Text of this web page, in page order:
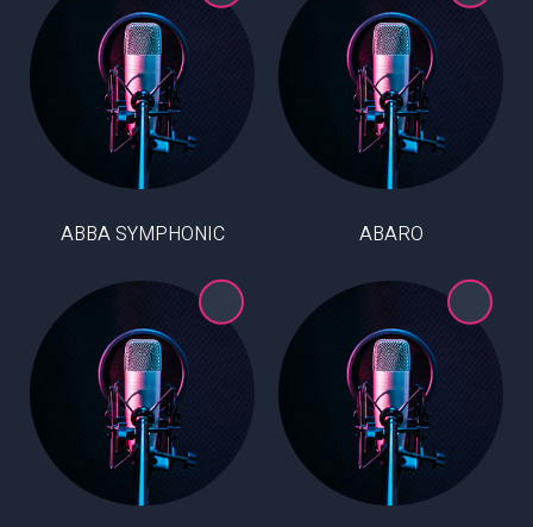
ABARO
ABBA SYMPHONIC